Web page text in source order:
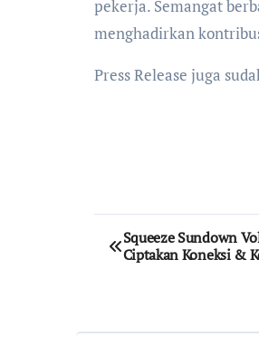
pekerja. Semangat
menghadirkan
Press Release juga
Post
navigation
Squeeze Sundown
Ciptakan Koneksi &